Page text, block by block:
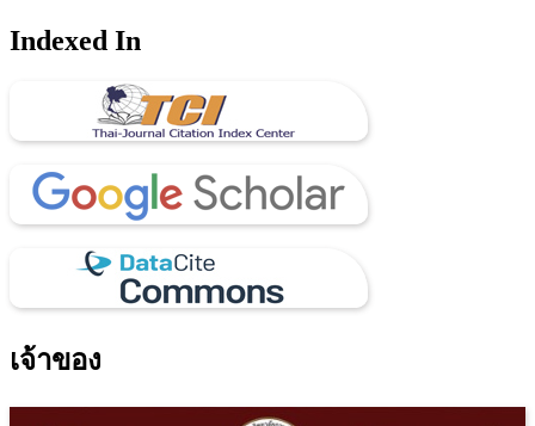
Indexed In
เจ้าของ